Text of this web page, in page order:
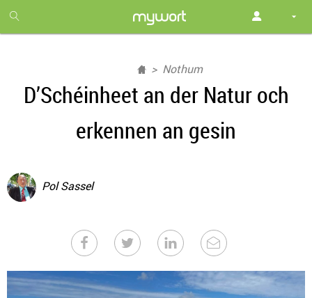
month
free
Nothum
D’Schéinheet an der Natur och
erkennen an gesin
Pol Sassel